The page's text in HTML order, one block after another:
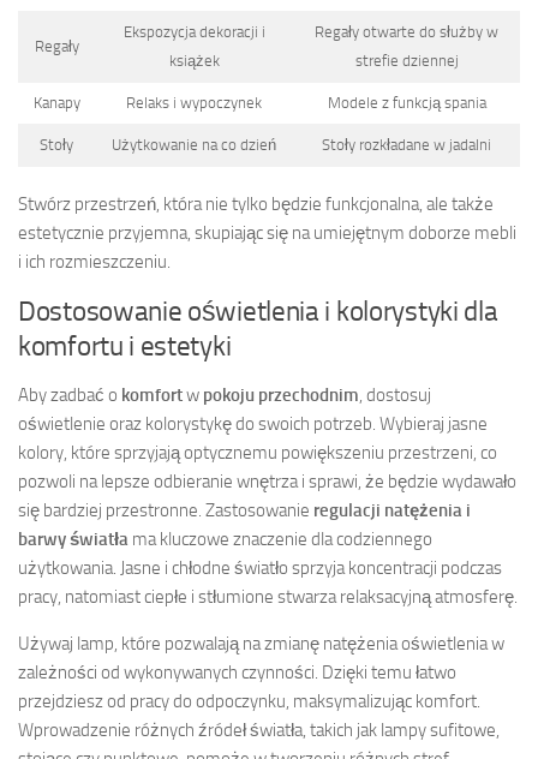
Regały
Ekspozycja dekoracji i
książek
Regały otwarte do służby w
strefie dziennej
Kanapy Relaks i wypoczynek Modele z funkcją spania
Stoły Użytkowanie na co dzień Stoły rozkładane w jadalni
Stwórz przestrzeń, która nie tylko będzie funkcjonalna, ale także
estetycznie przyjemna, skupiając się na umiejętnym doborze mebli
i ich rozmieszczeniu.
Dostosowanie oświetlenia i kolorystyki dla
komfortu i estetyki
Aby zadbać o komfortw pokoju przechodnim, dostosuj
oświetlenie oraz kolorystykę do swoich potrzeb. Wybieraj jasne
kolory, które sprzyjają optycznemu powiększeniu przestrzeni, co
pozwoli na lepsze odbieranie wnętrza i sprawi, że będzie wydawało
się bardziej przestronne. Zastosowanie regulacji natężenia i
barwy światła ma kluczowe znaczenie dla codziennego
użytkowania. Jasne i chłodne światło sprzyja koncentracji podczas
pracy, natomiast ciepłe i stłumione stwarza relaksacyjną atmosferę.
Używaj lamp, które pozwalają na zmianę natężenia oświetlenia w
zależności od wykonywanych czynności. Dzięki temu łatwo
przejdziesz od pracy do odpoczynku, maksymalizując komfort.
Wprowadzenie różnych źródeł światła, takich jak lampy sufitowe,